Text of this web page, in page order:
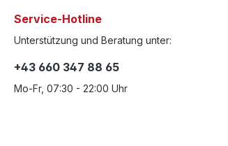
Service-Hotline
Unterstützung und Beratung unter:
+43 660 347 88 65
Mo-Fr, 07:30 - 22:00 Uhr